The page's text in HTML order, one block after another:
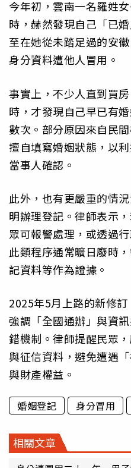
今年初，雲南一名羅姓
時，赫然發現自己「已
至在她從未踏足過的安
身分資料遭他人冒用。
事實上，不少人直到買
時，才發現自己早已有
數次。部分原因來自民
擅自填寫婚姻狀態，以
當事人確認。
此外，也有更嚴重的情
明辦理登記。律師表示
眾可報警處理，或透過
此類程序通常曠日廢時
記資料等作為證據。
2025年5月上路的新修
強調「全國通辦」與資
錯機制。律師提醒民眾
與征信資料，避免遭遇
與財產權益。
婚姻登記 身分冒用
相關文章